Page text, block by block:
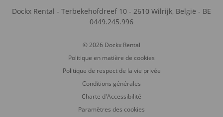
Dockx Rental - Terbekehofdreef 10 - 2610 Wilrijk, België - BE
0449.245.996
© 2026 Dockx Rental
Politique en matière de cookies
Politique de respect de la vie privée
Conditions générales
Charte d'Accessibilité
Paramètres des cookies